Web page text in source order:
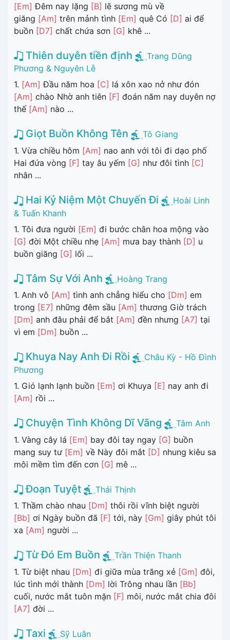
[Em] Đêm nay lặng [B] lẽ sương mù về
giăng [Am] trên mảnh tình [Em] quê Có [D] ai để
buồn [D7] chất chứa sơn [G] khê ...
Thiên duyên tiền định
Trang Dũng
Phương & Nguyên Lễ
1. [Am] Đầu năm hoa [C] lá xôn xao nở như đón
[Am] chào Nhờ anh tiên [F] đoán năm nay duyên nợ
thế [Am] nào ...
Giọt Buồn Không Tên
Tô Giang
1. Vừa chiều hôm [Am] nao anh với tôi đi dạo phố
Hai đứa vòng [F] tay âu yếm [G] như đôi tình [C]
nhân ...
Hai Kỷ Niệm Một Chuyến Đi
Hoài Linh
& Tuấn Khanh
1. Tôi đưa người [Em] đi bước chân hoa mộng vào
[G] đời Một chiều nhẹ [Am] mưa bay thành [D] u
buồn giăng [G] lối ...
Tâm Sự Với Anh
Hoàng Trang
1. Anh vô [Am] tình anh chẳng hiểu cho [Dm] em
trong [E7] những đêm sầu [Am] thương Giờ trách
[Dm] anh đâu phải để bắt [Am] đền nhưng [A7] tại
vì em [Dm] buồn ...
Khuya Nay Anh Đi Rồi
Châu Kỳ - Hồ Đình
Phương
1. Gió lạnh lạnh buồn [Em] ơi Khuya [E] nay anh đi
[Am] rồi ...
Chuyện Tình Không Dĩ Vãng
Tâm Anh
1. Vàng cây lá [Em] bay đôi tay ngay [G] buồn
mang suy tư [Em] về Này đôi mắt [D] nhung kiêu sa
môi mềm tìm đến cơn [G] mê ...
Đoạn Tuyệt
Thái Thịnh
1. Thầm chào nhau [Dm] thôi rồi vĩnh biệt người
[Bb] ơi Ngày buồn đã [F] tới, này [Gm] giây phút tôi
xa [Am] người ...
Từ Đó Em Buồn
Trần Thiện Thanh
1. Từ biệt nhau [Dm] đi giữa mùa trăng xẻ [Gm] đôi,
lúc tình mới thành [Dm] lời Trông nhau lần [Bb]
cuối, nước mắt tuôn mặn [F] môi, nước mắt chia đôi
[A7] đời ...
Taxi
Sỹ Luân